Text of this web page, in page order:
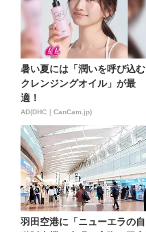
暑い夏には「潤いを呼び込む
クレンジングオイル」が最
適！
AD(DHC｜CanCam.jp)
羽田空港に「ニューエラの自